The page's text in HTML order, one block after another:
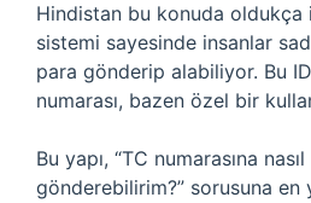
Hindistan bu konuda oldukça
sistemi sayesinde insanlar
para gönderip alabiliyor. Bu
numarası, bazen özel bir
Bu yapı, “TC numarasına
gönderebilirim?” sorusuna en